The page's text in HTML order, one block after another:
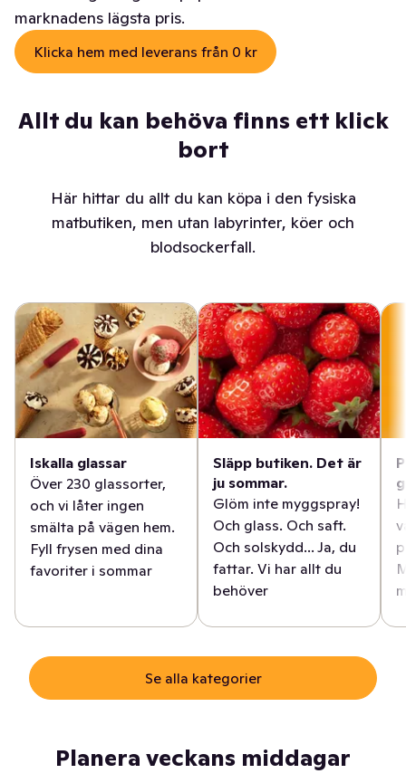
marknadens lägsta pris.
Klicka hem med leverans från 0 kr
Allt du kan behöva finns ett klick
bort
Här hittar du allt du kan köpa i den fysiska
matbutiken, men utan labyrinter, köer och
blodsockerfall.
Iskalla glassar
Över 230 glassorter,
och vi låter ingen
smälta på vägen hem.
Fyll frysen med dina
favoriter i sommar
Släpp butiken. Det är
ju sommar.
Glöm inte myggspray!
Och glass. Och saft.
Och solskydd... Ja, du
fattar. Vi har allt du
behöver
Se alla kategorier
Planera veckans middagar